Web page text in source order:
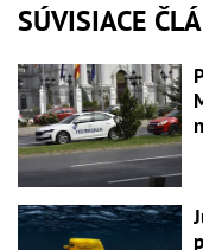
SÚVISIACE